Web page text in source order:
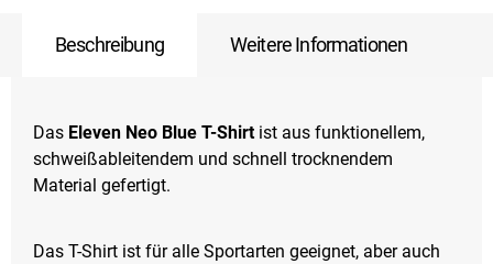
Beschreibung Weitere Informationen
Das Eleven Neo Blue T-Shirt ist aus funktionellem,
schweißableitendem und schnell trocknendem
Material gefertigt.
Das T-Shirt ist für alle Sportarten geeignet, aber auch